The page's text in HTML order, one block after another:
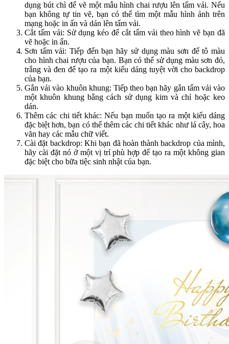
dụng bút chì để vẽ một mẫu hình chai rượu lên tấm vải. Nếu
bạn không tự tin vẽ, bạn có thể tìm một mẫu hình ảnh trên
mạng hoặc in ấn và dán lên tấm vải.
Cắt tấm vải: Sử dụng kéo để cắt tấm vải theo hình vẽ bạn đã
vẽ hoặc in ấn.
Sơn tấm vải: Tiếp đến bạn hãy sử dụng màu sơn để tô màu
cho hình chai rượu của bạn. Bạn có thể sử dụng màu sơn đỏ,
trắng và đen để tạo ra một kiểu dáng tuyệt vời cho backdrop
của bạn.
Gắn vải vào khuôn khung: Tiếp theo bạn hãy gắn tấm vải vào
một khuôn khung bằng cách sử dụng kim và chỉ hoặc keo
dán.
Thêm các chi tiết khác: Nếu bạn muốn tạo ra một kiểu dáng
đặc biệt hơn, bạn có thể thêm các chi tiết khác như lá cây, hoa
văn hay các mẫu chữ viết.
Cài đặt backdrop: Khi bạn đã hoàn thành backdrop của mình,
hãy cài đặt nó ở một vị trí phù hợp để tạo ra một không gian
đặc biệt cho bữa tiệc sinh nhật của bạn.